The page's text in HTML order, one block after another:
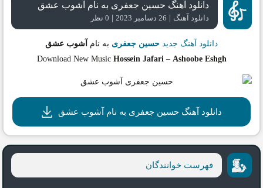
دانلود آهنگ حسین جعفری به نام آشوب عشق
دانلود آهنگ | 26 دسامبر 2023 | 0 نظر
دانلود آهنگ جدید حسین جعفری به نام آشوب عشق
Download New Music Hossein Jafari– Ashoobe Eshgh
دانلود آهنگ حسین جعفری به نام آشوب عشق
فهرست خوانندگان